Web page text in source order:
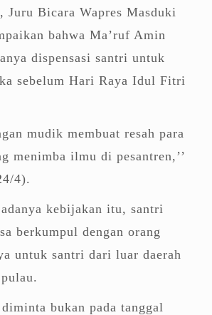
Juru Bicara Wapres Masduki
bahwa Ma’ruf Amin
dispensasi santri untuk
sebelum Hari Raya Idul Fitri
mudik membuat resah para
menimba ilmu di pesantren,’’
4).
kebijakan itu, santri
berkumpul dengan orang
untuk santri dari luar daerah
bukan pada tanggal